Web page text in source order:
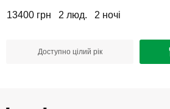
13400 грн 2 люд. 2 ночі
Доступно цілий рік